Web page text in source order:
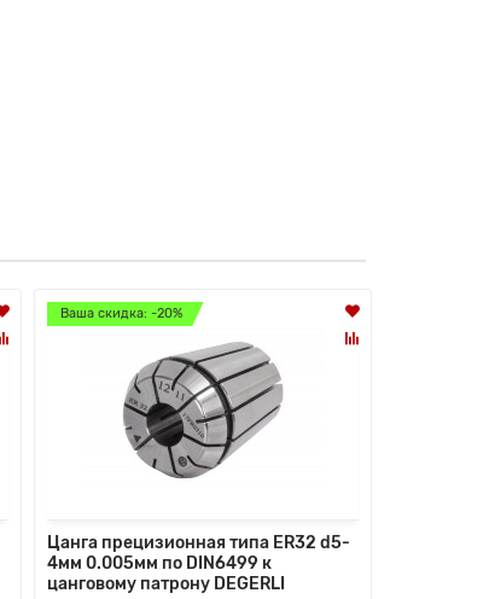
Ваша скидка: -20%
Цанга прецизионная типа ER32 d5-
4мм 0.005мм по DIN6499 к
цанговому патрону DEGERLI